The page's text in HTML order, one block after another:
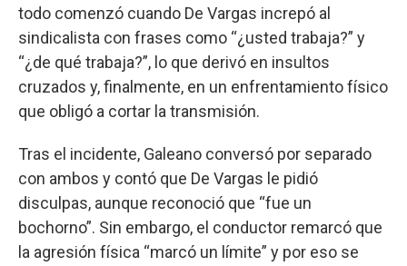
todo comenzó cuando De Vargas increpó al
sindicalista con frases como “¿usted trabaja?” y
“¿de qué trabaja?”, lo que derivó en insultos
cruzados y, finalmente, en un enfrentamiento físico
que obligó a cortar la transmisión.
Tras el incidente, Galeano conversó por separado
con ambos y contó que De Vargas le pidió
disculpas, aunque reconoció que “fue un
bochorno”. Sin embargo, el conductor remarcó que
la agresión física “marcó un límite” y por eso se